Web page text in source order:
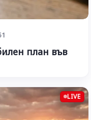
план във
LIVE